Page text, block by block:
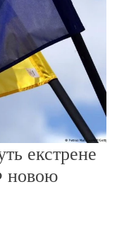
и
у
екстрене
новою